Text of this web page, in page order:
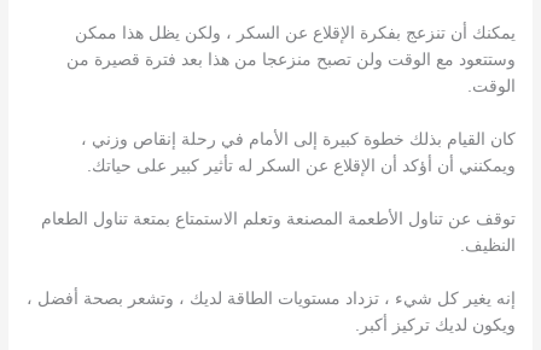
يمكنك أن تنزعج بفكرة الإقلاع عن السكر ، ولكن يظل هذا ممكن
وستتعود مع الوقت ولن تصبح منزعجا من هذا بعد فترة قصيرة من
الوقت.
كان القيام بذلك خطوة كبيرة إلى الأمام في رحلة إنقاص وزني ،
ويمكنني أن أؤكد أن الإقلاع عن السكر له تأثير كبير على حياتك.
توقف عن تناول الأطعمة المصنعة وتعلم الاستمتاع بمتعة تناول الطعام
النظيف.
إنه يغير كل شيء ، تزداد مستويات الطاقة لديك ، وتشعر بصحة أفضل ،
ويكون لديك تركيز أكبر.